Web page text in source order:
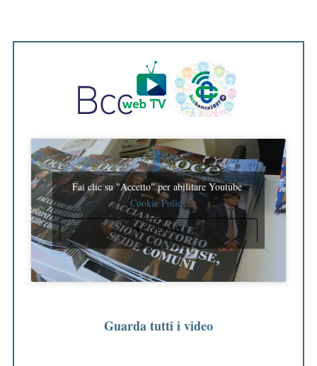
Fai clic su "Accetto" per abilitare Youtube
Cookie Policy
ACCETTO
Guarda tutti i video